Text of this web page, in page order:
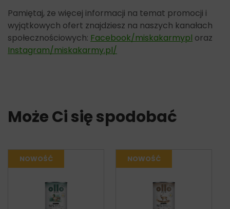
Pamiętaj, że więcej informacji na temat promocji i
wyjątkowych ofert znajdziesz na naszych kanałach
społecznościowych: Facebook/miskakarmypl oraz
Instagram/miskakarmy.pl/
Może Ci się spodobać